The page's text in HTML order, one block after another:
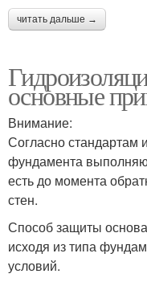
читать дальше →
основные
Внимание:
Согласно стандартам
фундамента
есть до момента
стен.
Способ защиты
исходя из типа
условий.